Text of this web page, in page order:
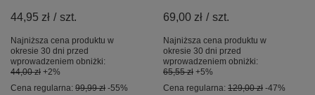
44,95 zł / szt.
Najniższa cena produktu w
okresie 30 dni przed
wprowadzeniem obniżki:
44,00 zł +2%
Cena regularna: 99,99 zł -55%
69,00 zł / szt.
Najniższa cena produktu w
okresie 30 dni przed
wprowadzeniem obniżki:
65,55 zł +5%
Cena regularna: 129,00 zł -47%